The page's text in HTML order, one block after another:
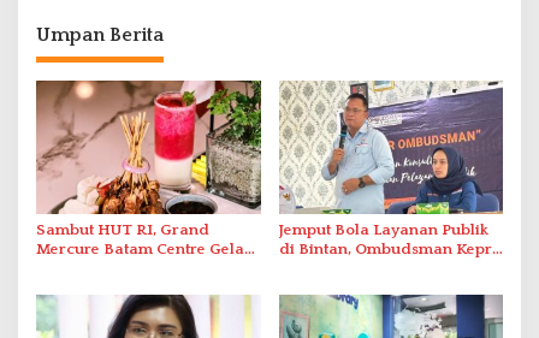
Umpan Berita
Sambut HUT RI, Grand
Mercure Batam Centre Gelar
Jemput Bola Layanan Publik
di Bintan, Ombudsman Kepri